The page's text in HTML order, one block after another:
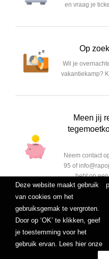
en vraag je
Op
Wil je
vakantiekamp?
Meen jij
Neem contact
95 of
hebt op
Deze website maakt gebruik
van cookies om het
gebruiksgemak te vergroten.
Door op ‘OK’ te klikken, geef
je toestemming voor het
gebruik ervan. Lees hier onze